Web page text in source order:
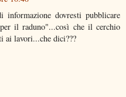
informazione dovresti pubblicare
il raduno"...così che il cerchio
ai lavori...che dici???